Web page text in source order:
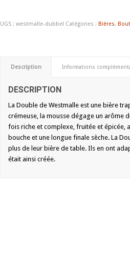
UGS :westmalle-dubbel Catégories : Bières,
Description Informations
DESCRIPTION
La Double de Westmalle est une bière
crémeuse, la mousse dégage un arôme
fois riche et complexe, fruitée et épicée,
bouche et une longue finale sèche. La
plus de leur bière de table. Ils en ont
était ainsi créée.